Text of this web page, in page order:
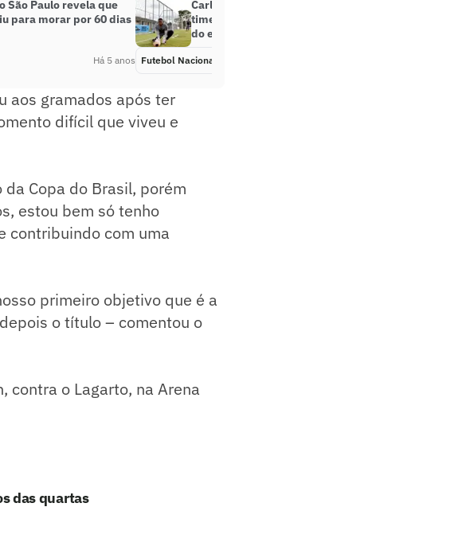
São Paulo revela que
para morar por 60 dias
Há 5 anos
Carlos Eduardo quer se firmar no
time do Sport e espera grande ano
do elenco
Futebol Nacional
aos gramados após ter
difícil que viveu e
Copa do Brasil, porém
estou bem só tenho
contribuindo com uma
primeiro objetivo que é a
o título – comentou o
contra o Lagarto, na Arena
das quartas